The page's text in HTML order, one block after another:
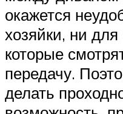
окажется
хозяйки, ни
которые
передачу.
делать